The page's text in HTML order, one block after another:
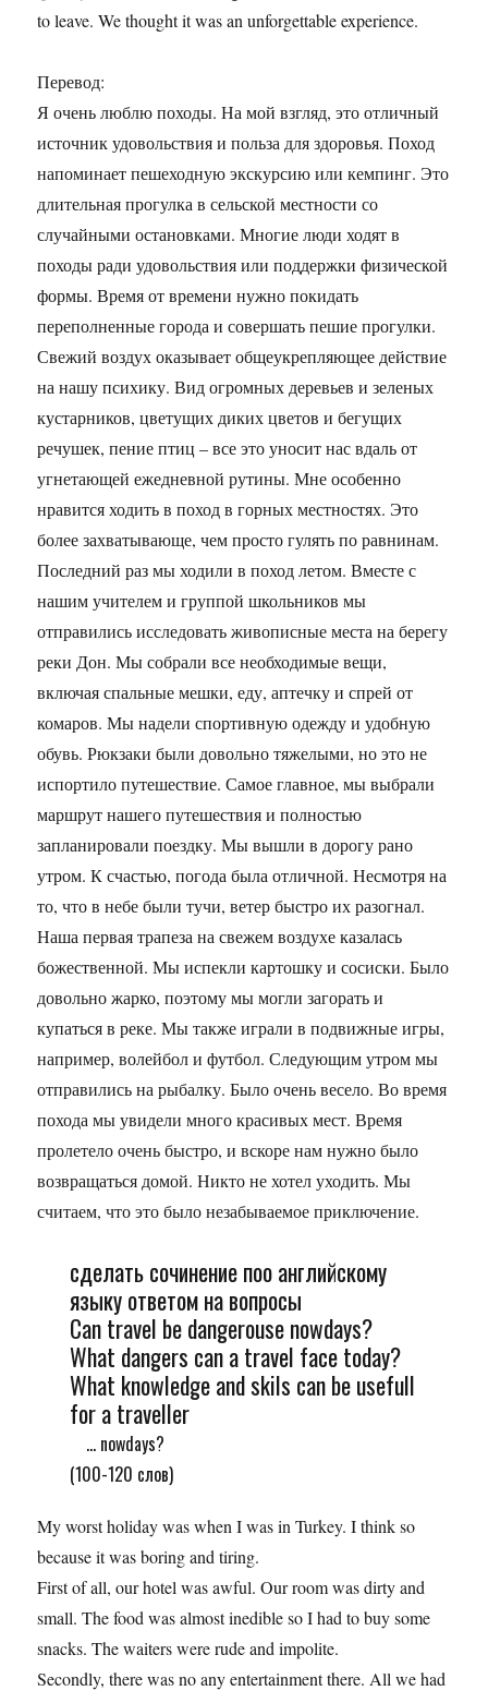
to leave. We thought it was an unforgettable experience.
Перевод:
Я очень люблю походы. На мой взгляд, это отличный
источник удовольствия и польза для здоровья. Поход
напоминает пешеходную экскурсию или кемпинг. Это
длительная прогулка в сельской местности со
случайными остановками. Многие люди ходят в
походы ради удовольствия или поддержки физической
формы. Время от времени нужно покидать
переполненные города и совершать пешие прогулки.
Свежий воздух оказывает общеукрепляющее действие
на нашу психику. Вид огромных деревьев и зеленых
кустарников, цветущих диких цветов и бегущих
речушек, пение птиц – все это уносит нас вдаль от
угнетающей ежедневной рутины. Мне особенно
нравится ходить в поход в горных местностях. Это
более захватывающе, чем просто гулять по равнинам.
Последний раз мы ходили в поход летом. Вместе с
нашим учителем и группой школьников мы
отправились исследовать живописные места на берегу
реки Дон. Мы собрали все необходимые вещи,
включая спальные мешки, еду, аптечку и спрей от
комаров. Мы надели спортивную одежду и удобную
обувь. Рюкзаки были довольно тяжелыми, но это не
испортило путешествие. Самое главное, мы выбрали
маршрут нашего путешествия и полностью
запланировали поездку. Мы вышли в дорогу рано
утром. К счастью, погода была отличной. Несмотря на
то, что в небе были тучи, ветер быстро их разогнал.
Наша первая трапеза на свежем воздухе казалась
божественной. Мы испекли картошку и сосиски. Было
довольно жарко, поэтому мы могли загорать и
купаться в реке. Мы также играли в подвижные игры,
например, волейбол и футбол. Следующим утром мы
отправились на рыбалку. Было очень весело. Во время
похода мы увидели много красивых мест. Время
пролетело очень быстро, и вскоре нам нужно было
возвращаться домой. Никто не хотел уходить. Мы
считаем, что это было незабываемое приключение.
сделать сочинение поо английскому
языку ответом на вопросы
Can travel be dangerouse nowdays?
What dangers can a travel face today?
What knowledge and skils can be usefull
for a traveller
... nowdays?
(100-120 слов)
My worst holiday was when I was in Turkey. I think so
because it was boring and tiring.
First of all, our hotel was awful. Our room was dirty and
small. The food was almost inedible so I had to buy some
snacks. The waiters were rude and impolite.
Secondly, there was no any entertainment there. All we had